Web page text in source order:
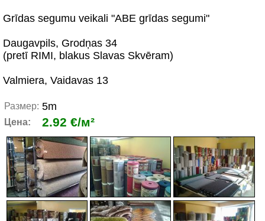
Grīdas segumu veikali "ABE grīdas segumi"
Daugavpils, Grodņas 34
(pretī RIMI, blakus Slavas Skvēram)
Valmiera, Vaidavas 13
Размер: 5m
Цена: 2.92 €/м²